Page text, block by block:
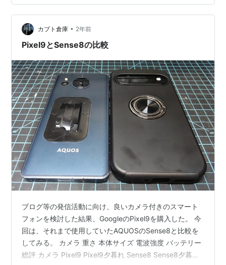
買おうぜ！」とはしゃいでいたところを「どうせ分割で
買うなら最新の高いやつ買えよ！」と父親に言われたく
らいなのでどうか許してほしい。 わたし健気でかわいす
ぎる。なぜ彼氏も彼女もできない…
カブト倉庫 • 2年前
Pixel9とSense8の比較
ブログ等の発信活動に向け、良いカメラ付きのスマート
フォンを検討した結果、GoogleのPixel9を購入した。 今
回は、それまで使用していたAQUOSのSense8と比較を
してみる。 カメラ 重さ 本体サイズ 電波強度 バッテリー
総評 カメラ Pixel9 Pixel9夕暮れ Sense8 Sense8夕暮れ